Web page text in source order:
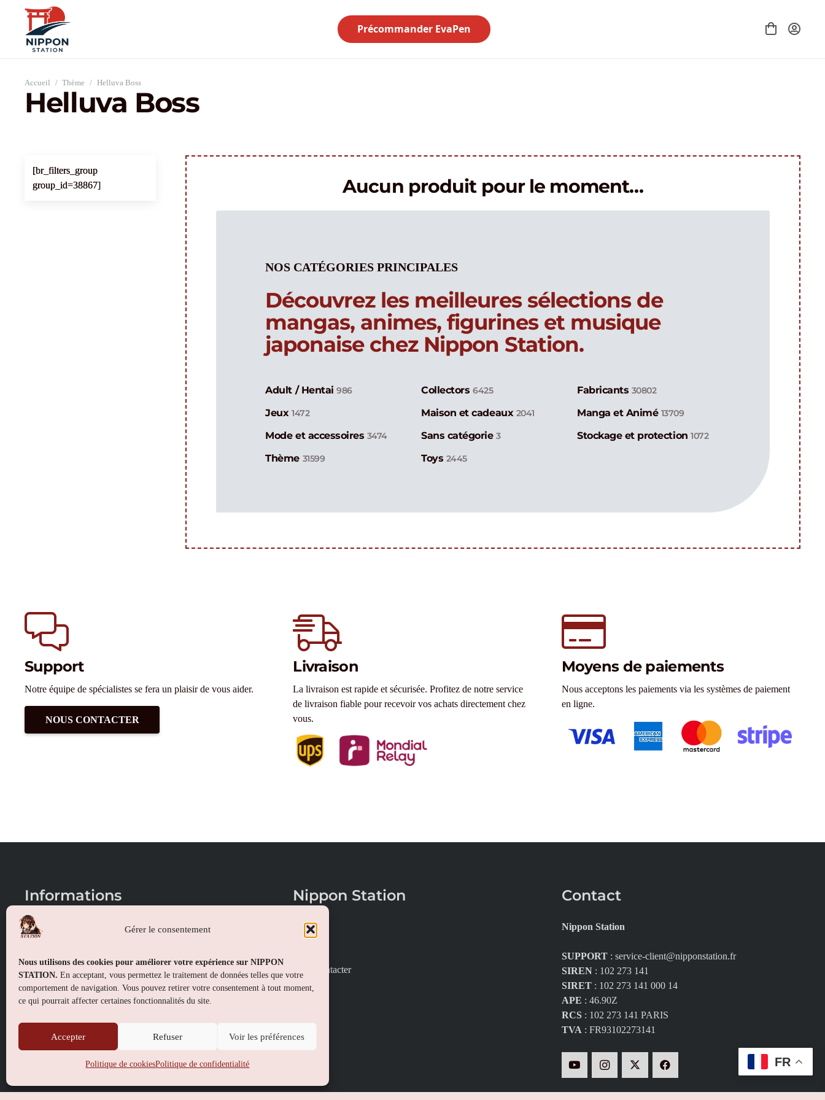
Gérer le consentement
Nous utilisons des cookies pour améliorer votre expérience sur NIPPON
STATION. En acceptant, vous permettez le traitement de données telles que votre
comportement de navigation. Vous pouvez retirer votre consentement à tout moment,
ce qui pourrait affecter certaines fonctionnalités du site.
Accepter Refuser Voir les préférences
Politique de cookiesPolitique de confidentialité
Précommander EvaPen
Accueil / Thème / Helluva Boss
Helluva Boss
[br_filters_group
group_id=38867]
Aucun produit pour le moment…
NOS CATÉGORIES PRINCIPALES
Découvrez les meilleures sélections de
mangas, animes, figurines et musique
japonaise chez Nippon Station.
Adult / Hentai986 Collectors 6425 Fabricants 30802
Jeux 1472 Maison et cadeaux 2041 Manga et Animé 13709
Mode et accessoires 3474 Sans catégorie3 Stockage et protection1072
Thème 31599 Toys 2445
Support
Notre équipe de spécialistes se fera un plaisir de vous aider.
NOUS CONTACTER
Livraison
La livraison est rapide et sécurisée. Profitez de notre service
de livraison fiable pour recevoir vos achats directement chez
vous.
Moyens de paiements
Nous acceptons les paiements via les systèmes de paiement
en ligne.
Informations
Conditions générales de vente
Politique de confidentialité
Politique de cookies (UE)
Nippon Station
À propos
Nous contacter
Contact
Nippon Station
SUPPORT: service-client@nipponstation.fr
SIREN: 102 273 141
SIRET: 102 273 141 000 14
APE : 46.90Z
RCS: 102 273 141 PARIS
TVA: FR93102273141
FR